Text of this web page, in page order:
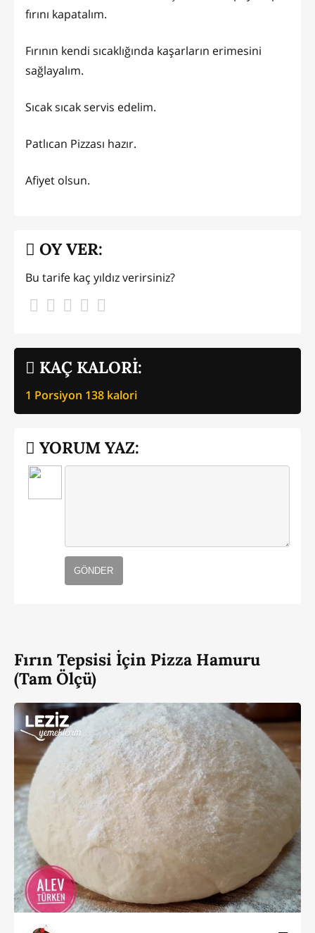
fırını kapatalım.
Fırının kendi sıcaklığında kaşarların erimesini
sağlayalım.
Sıcak sıcak servis edelim.
Patlıcan Pizzası hazır.
Afiyet olsun.
KAÇ KALORİ:
1 Porsiyon 138 kalori
OY VER:
Bu tarife kaç yıldız verirsiniz?
YORUM YAZ:
GÖNDER
Fırın Tepsisi İçin Pizza Hamuru
(Tam Ölçü)